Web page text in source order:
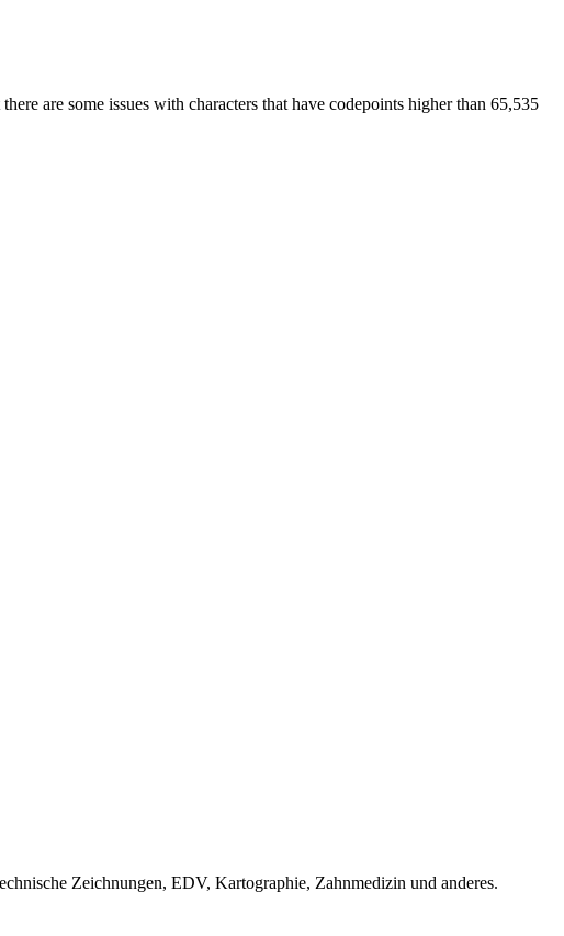
are some issues with characters that have codepoints higher than 65,535
Zeichnungen, EDV, Kartographie, Zahnmedizin und anderes.